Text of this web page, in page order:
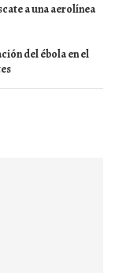
a una aerolínea
del ébola en el